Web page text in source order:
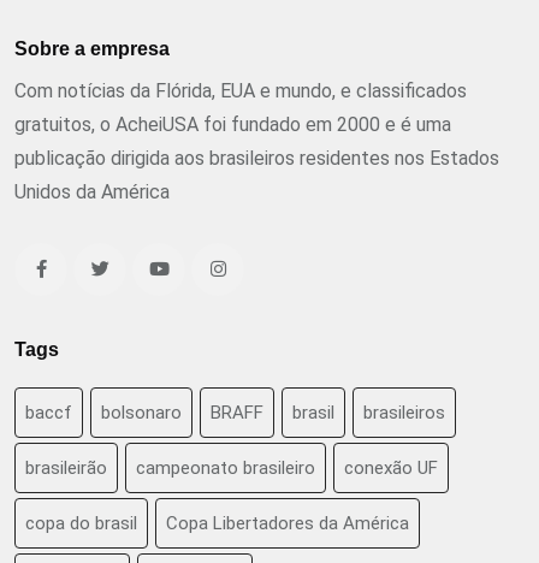
Sobre a empresa
Com notícias da Flórida, EUA e mundo, e classificados
gratuitos, o AcheiUSA foi fundado em 2000 e é uma
publicação dirigida aos brasileiros residentes nos Estados
Unidos da América
Tags
baccf bolsonaro BRAFF brasil brasileiros
brasileirão campeonato brasileiro conexão UF
copa do brasil Copa Libertadores da América